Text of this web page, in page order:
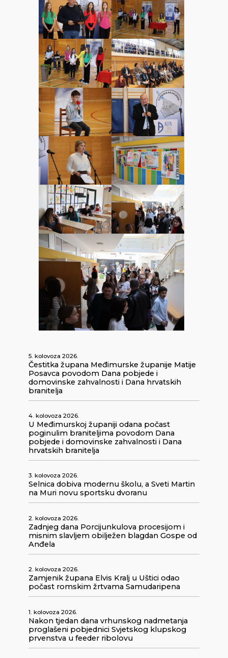
5. kolovoza 2026.
Čestitka župana Međimurske županije Matije
Posavca povodom Dana pobjede i
domovinske zahvalnosti i Dana hrvatskih
branitelja
4. kolovoza 2026.
U Međimurskoj županiji odana počast
poginulim braniteljima povodom Dana
pobjede i domovinske zahvalnosti i Dana
hrvatskih branitelja
3. kolovoza 2026.
Selnica dobiva modernu školu, a Sveti Martin
na Muri novu sportsku dvoranu
2. kolovoza 2026.
Zadnjeg dana Porcijunkulova procesijom i
misnim slavljem obilježen blagdan Gospe od
Anđela
2. kolovoza 2026.
Zamjenik župana Elvis Kralj u Uštici odao
počast romskim žrtvama Samudaripena
1. kolovoza 2026.
Nakon tjedan dana vrhunskog nadmetanja
proglašeni pobjednici Svjetskog klupskog
prvenstva u feeder ribolovu